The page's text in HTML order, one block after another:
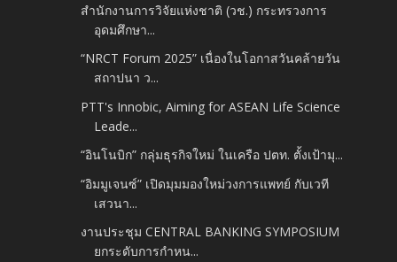
สำนักงานการวิจัยแห่งชาติ (วช.) กระทรวงการ
อุดมศึกษา...
“NRCT Forum 2025” เนื่องในโอกาสวันคล้ายวัน
สถาปนา ว...
PTT's Innobic, Aiming for ASEAN Life Science
Leade...
“อินโนบิก” กลุ่มธุรกิจใหม่ ในเครือ ปตท. ตั้งเป้ามุ...
“อิมมูเจนซ์” เปิดมุมมองใหม่วงการแพทย์ กับเวที
เสวนา...
งานประชุม CENTRAL BANKING SYMPOSIUM
ยกระดับการกำหน...